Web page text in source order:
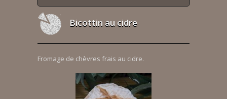
Bicottin au cidre
Fromage de chèvres frais au cidre.